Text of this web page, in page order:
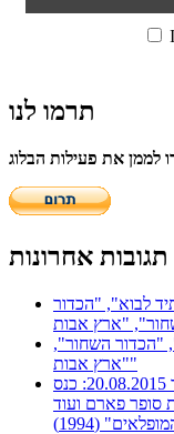
תרמו לנו
לממן את פעילות הבלוג
תגובות אחרונות
2026: "שעתיד לבוא", "הכדור
לבוא", "הכדור השחור",
"ארץ אבות"
נגנז בגנזך 20.08.2015: כנס D23, החלפת מזוזות מול רופאי אליל,
סופר פארם ועוד
(1994)